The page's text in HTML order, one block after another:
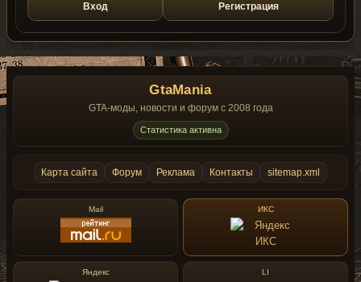
Вход Регистрация
GtaMania
GTA-моды, новости и форум с 2008 года
Статистика активна
Карта сайта Форум Реклама Контакты sitemap.xml
Mail ИКС
Яндекс LI